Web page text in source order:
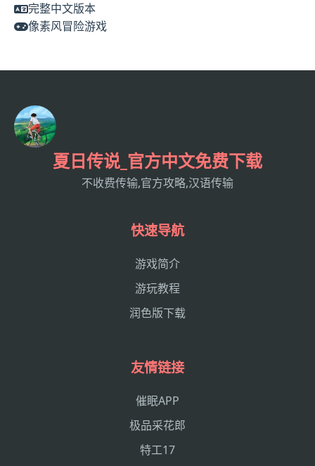
完整中文版本
像素风冒险游戏
夏日传说_官方中文免费下载
不收费传输,官方攻略,汉语传输
快速导航
游戏简介
游玩教程
润色版下载
友情链接
催眠APP
极品采花郎
特工17